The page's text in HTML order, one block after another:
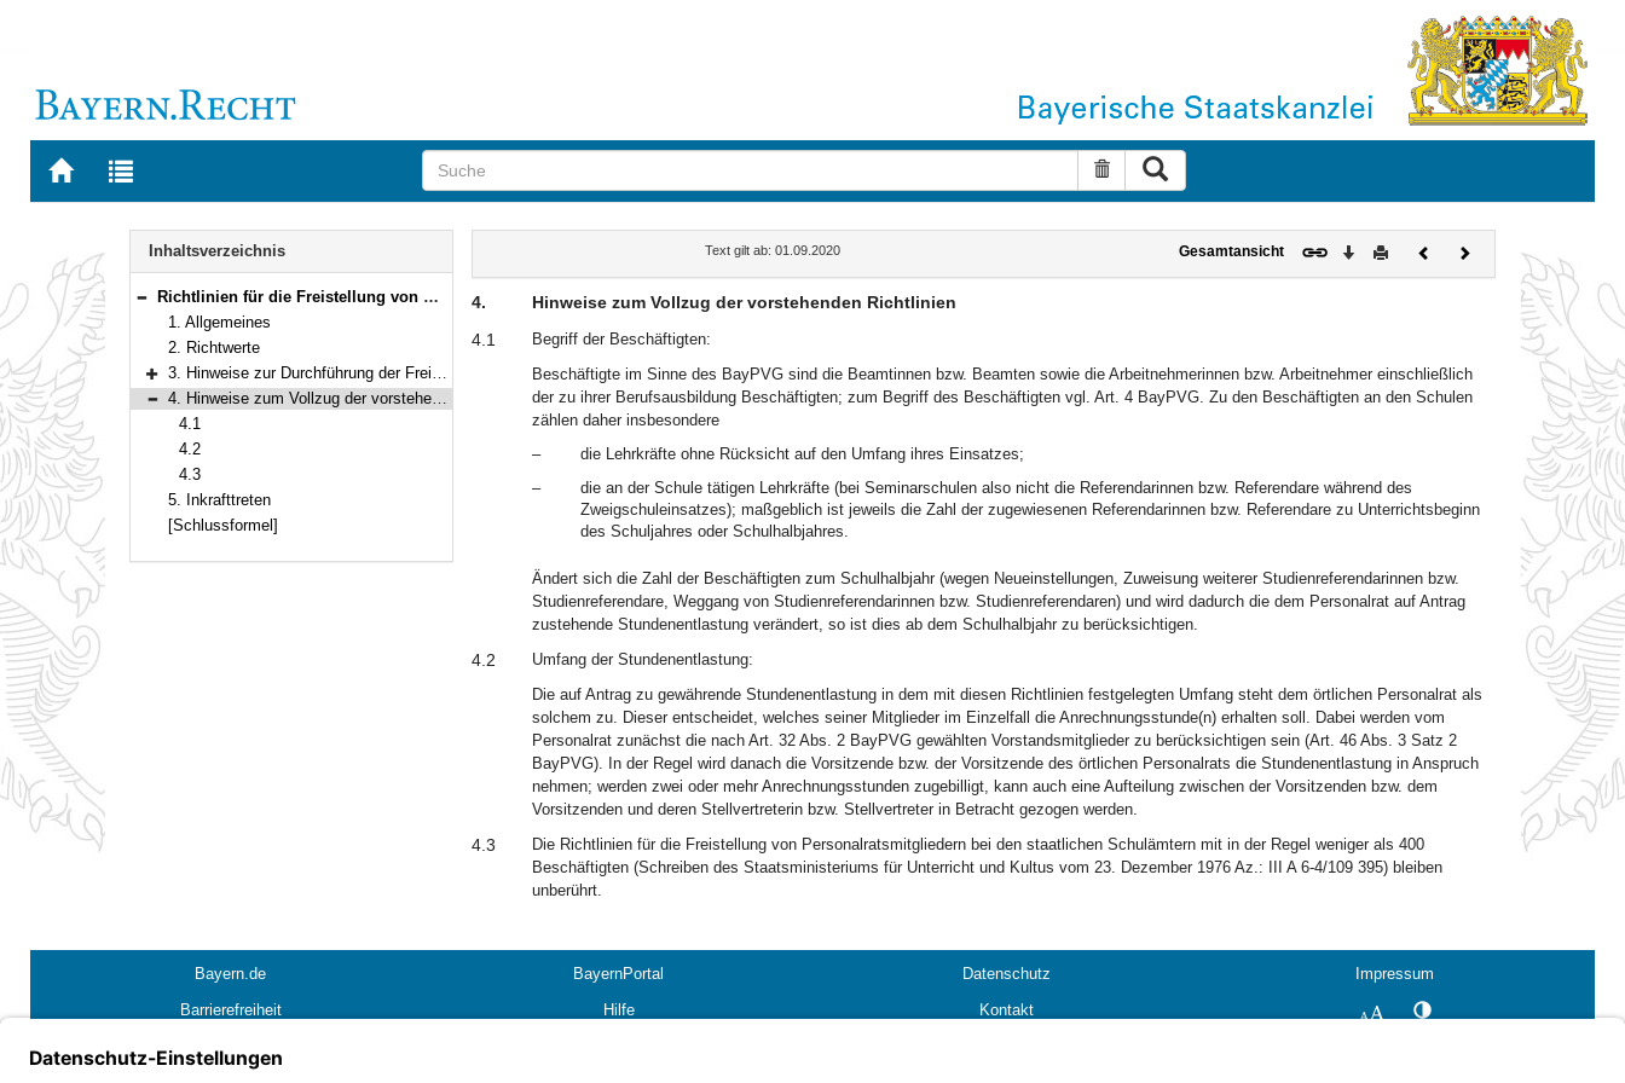
Zur
BAYERN.RECHT
Zur
letzten
Suche zurücksetzen
Navigation
Inhaltsverzeichnis
Bereich reduzieren
Richtlinien für die Freistellung von Mitgliedern örtlicher Personalräte an staatlichen Realschulen, Gymnasien und beruflichen Schulen mit in der Regel weniger als 400 Beschäftigten
1. Allgemeines
2. Richtwerte
Bereich erweitern
3. Hinweise zur Durchführung der Freistellung
Bereich reduzieren
4. Hinweise zum Vollzug der vorstehenden Richtlinien
4.1
4.2
4.3
5. Inkrafttreten
[Schlussformel]
Text gilt ab: 01.09.2020 Gesamtansicht Download
DruckenVorherigesNächstes
Dokument
4.
Hinweise zum Vollzug der vorstehenden Richtlinien
4.1
Begriff der Beschäftigten:
Beschäftigte im Sinne des BayPVG sind die Beamtinnen bzw. Beamten sowie die Arbeitnehmerinnen bzw. Arbeitnehmer einschließlich
der zu ihrer Berufsausbildung Beschäftigten; zum Begriff des Beschäftigten vgl. Art. 4 BayPVG. Zu den Beschäftigten an den Schulen
zählen daher insbesondere
–
die Lehrkräfte ohne Rücksicht auf den Umfang ihres Einsatzes;
–
die an der Schule tätigen Lehrkräfte (bei Seminarschulen also nicht die Referendarinnen bzw. Referendare während des
Zweigschuleinsatzes); maßgeblich ist jeweils die Zahl der zugewiesenen Referendarinnen bzw. Referendare zu Unterrichtsbeginn
des Schuljahres oder Schulhalbjahres.
Ändert sich die Zahl der Beschäftigten zum Schulhalbjahr (wegen Neueinstellungen, Zuweisung weiterer Studienreferendarinnen bzw.
Studienreferendare, Weggang von Studienreferendarinnen bzw. Studienreferendaren) und wird dadurch die dem Personalrat auf Antrag
zustehende Stundenentlastung verändert, so ist dies ab dem Schulhalbjahr zu berücksichtigen.
4.2
Umfang der Stundenentlastung:
Die auf Antrag zu gewährende Stundenentlastung in dem mit diesen Richtlinien festgelegten Umfang steht dem örtlichen Personalrat als
solchem zu. Dieser entscheidet, welches seiner Mitglieder im Einzelfall die Anrechnungsstunde(n) erhalten soll. Dabei werden vom
Personalrat zunächst die nach Art. 32 Abs. 2 BayPVG gewählten Vorstandsmitglieder zu berücksichtigen sein (Art. 46 Abs. 3 Satz 2
BayPVG). In der Regel wird danach die Vorsitzende bzw. der Vorsitzende des örtlichen Personalrats die Stundenentlastung in Anspruch
nehmen; werden zwei oder mehr Anrechnungsstunden zugebilligt, kann auch eine Aufteilung zwischen der Vorsitzenden bzw. dem
Vorsitzenden und deren Stellvertreterin bzw. Stellvertreter in Betracht gezogen werden.
4.3
Die Richtlinien für die Freistellung von Personalratsmitgliedern bei den staatlichen Schulämtern mit in der Regel weniger als 400
Beschäftigten (Schreiben des Staatsministeriums für Unterricht und Kultus vom 23. Dezember 1976 Az.: III A 6-4/109 395) bleiben
unberührt.
Bayern.de BayernPortal Datenschutz
Impressum
Barrierefreiheit
Hilfe Kontakt SchriftgrößeKontrastwechsel